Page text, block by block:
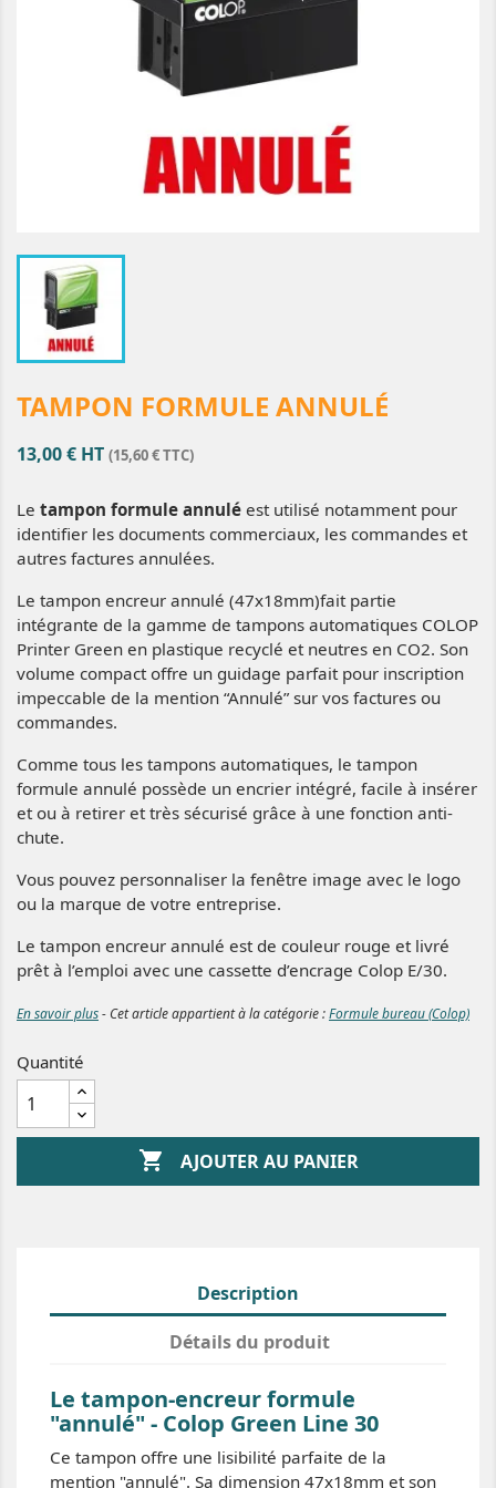
TAMPON FORMULE ANNULÉ
13,00 € HT (15,60 € TTC)
Le tampon formule annulé est utilisé notamment pour
identifier les documents commerciaux, les commandes et
autres factures annulées.
Le tampon encreur annulé (47x18mm)fait partie
intégrante de la gamme de tampons automatiques COLOP
Printer Green en plastique recyclé et neutres en CO2. Son
volume compact offre un guidage parfait pour inscription
impeccable de la mention “Annulé” sur vos factures ou
commandes.
Comme tous les tampons automatiques, le tampon
formule annulé possède un encrier intégré, facile à insérer
et ou à retirer et très sécurisé grâce à une fonction anti-
chute.
Vous pouvez personnaliser la fenêtre image avec le logo
ou la marque de votre entreprise.
Le tampon encreur annulé est de couleur rouge et livré
prêt à l’emploi avec une cassette d’encrage Colop E/30.
En savoir plus- Cet article appartient à la catégorie :Formule bureau (Colop)
Quantité
 AJOUTER AU PANIER
Description
Détails du produit
Le tampon-encreur formule
"annulé" - Colop Green Line 30
Ce tampon offre une lisibilité parfaite de la
mention "annulé". Sa dimension 47x18mm et son